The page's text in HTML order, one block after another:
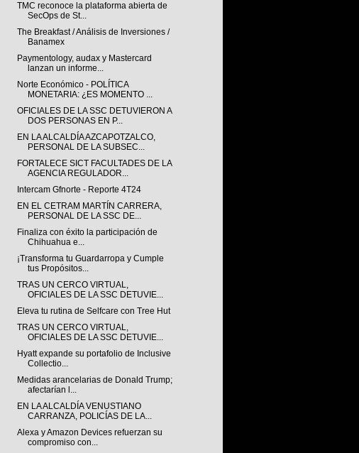
TMC reconoce la plataforma abierta de
SecOps de St...
The Breakfast / Análisis de Inversiones /
Banamex
Paymentology, audax y Mastercard
lanzan un informe...
Norte Económico - POLÍTICA
MONETARIA: ¿ES MOMENTO ...
OFICIALES DE LA SSC DETUVIERON A
DOS PERSONAS EN P...
EN LA ALCALDÍA AZCAPOTZALCO,
PERSONAL DE LA SUBSEC...
FORTALECE SICT FACULTADES DE LA
AGENCIA REGULADOR...
Intercam Gfnorte - Reporte 4T24
EN EL CETRAM MARTÍN CARRERA,
PERSONAL DE LA SSC DE...
Finaliza con éxito la participación de
Chihuahua e...
¡Transforma tu Guardarropa y Cumple
tus Propósitos...
TRAS UN CERCO VIRTUAL,
OFICIALES DE LA SSC DETUVIE...
Eleva tu rutina de Selfcare con Tree Hut
TRAS UN CERCO VIRTUAL,
OFICIALES DE LA SSC DETUVIE...
Hyatt expande su portafolio de Inclusive
Collectio...
Medidas arancelarias de Donald Trump;
afectarían l...
EN LA ALCALDÍA VENUSTIANO
CARRANZA, POLICÍAS DE LA...
Alexa y Amazon Devices refuerzan su
compromiso con...